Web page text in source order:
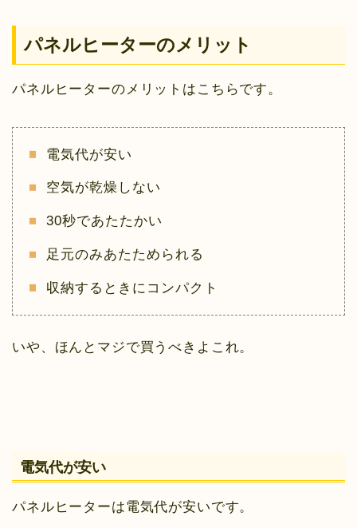
パネルヒーターのメリット
パネルヒーターのメリットはこちらです。
電気代が安い
空気が乾燥しない
30秒であたたかい
足元のみあたためられる
収納するときにコンパクト
いや、ほんとマジで買うべきよこれ。
電気代が安い
パネルヒーターは電気代が安いです。